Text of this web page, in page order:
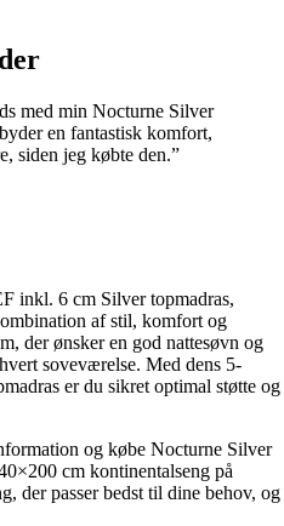
med min Nocturne Silver
en fantastisk komfort,
siden jeg købte den.”
inkl. 6 cm Silver topmadras,
af stil, komfort og
der ønsker en god nattesøvn og
soveværelse. Med dens 5-
er du sikret optimal støtte og
og købe Nocturne Silver
cm kontinentalseng på
der passer bedst til dine behov, og